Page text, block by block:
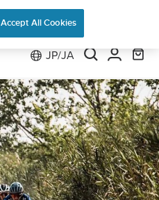
JP/JA
Accept All Cookies